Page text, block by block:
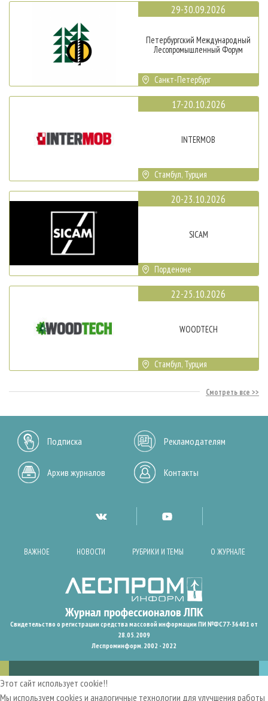
29-30.09.2026
Петербургский Международный
Лесопромышленный Форум
Санкт-Петербург
17-20.10.2026
INTERMOB
Стамбул, Турция
20-23.10.2026
SICAM
Порденоне
22-25.10.2026
WOODTECH
Стамбул, Турция
Смотреть все
Подписка Рекламодателям
Архив журналов Контакты
ВАЖНОЕ НОВОСТИ РУБРИКИ И ТЕМЫ О ЖУРНАЛЕ
Свидетельство о регистрации средства массовой информации ПИ №ФС77-36401 от
28.05.2009
Леспроминформ. 2002 - 2022
Этот сайт использует cookie!!
Мы используем cookies и аналогичные технологии для улучшения работы